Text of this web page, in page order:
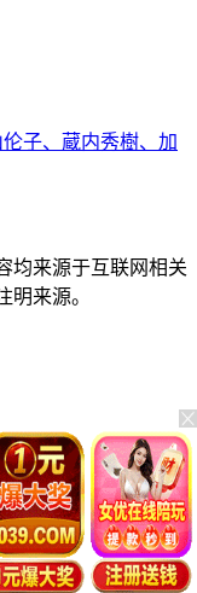
子、蔵内秀樹、加
均来源于互联网相关
明来源。